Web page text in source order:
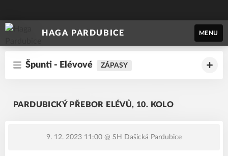
HAGA PARDUBICE MENU
Špunti - Elévové ZÁPASY
PARDUBICKÝ PŘEBOR ELÉVŮ, 10. KOLO
9. 12. 2023 11:00 @ SH Dašická Pardubice